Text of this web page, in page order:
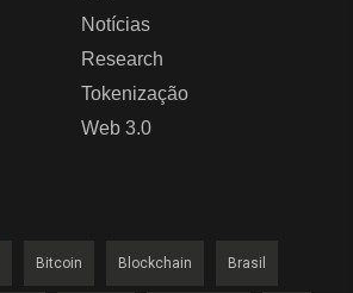
Notícias
Research
Tokenização
Web 3.0
Bitcoin Blockchain Brasil